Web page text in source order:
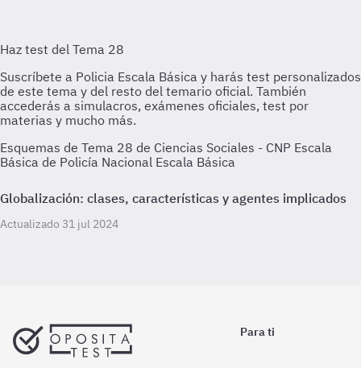
Esquemas de Tema 28 de Ciencias Sociales - CNP Escala
Básica de Policía Nacional Escala Básica
Globalización: clases, características y agentes implicados
Actualizado 31 jul 2024
Para ti